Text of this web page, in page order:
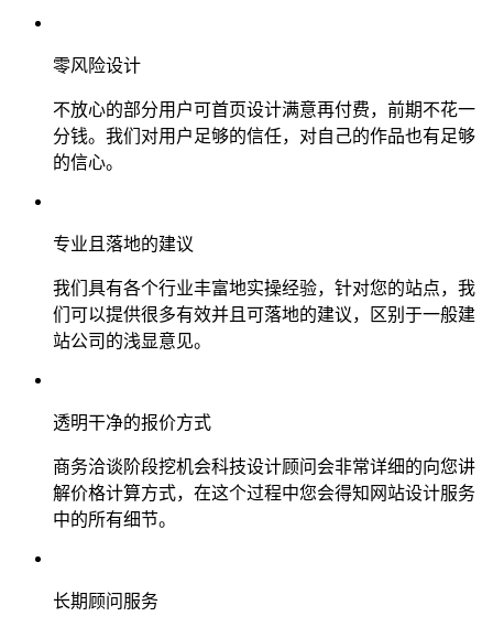
零风险设计
不放心的部分用户可首页设计满意再付费，前期不花一
分钱。我们对用户足够的信任，对自己的作品也有足够
的信心。
专业且落地的建议
我们具有各个行业丰富地实操经验，针对您的站点，我
们可以提供很多有效并且可落地的建议，区别于一般建
站公司的浅显意见。
透明干净的报价方式
商务洽谈阶段挖机会科技设计顾问会非常详细的向您讲
解价格计算方式，在这个过程中您会得知网站设计服务
中的所有细节。
长期顾问服务